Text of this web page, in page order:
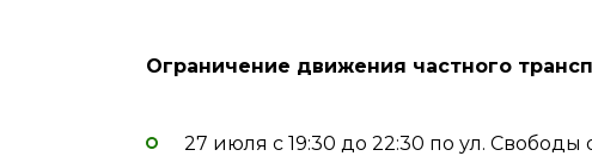
Ограничение движения частного
27 июля с 19:30 до 22:30 по ул.